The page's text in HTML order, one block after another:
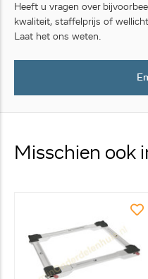
Heeft u vragen over
kwaliteit, staffelprijs of
Laat het ons weten.
Misschien ook